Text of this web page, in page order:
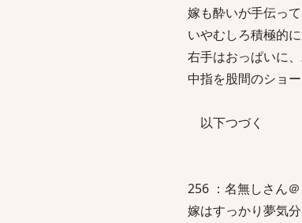
嫁も酔いが手伝っ
いやむしろ積極的
右手はおっぱいに
中指を股間のショ
以下つづく
256 ：名無しさん
嫁はすっかり夢気